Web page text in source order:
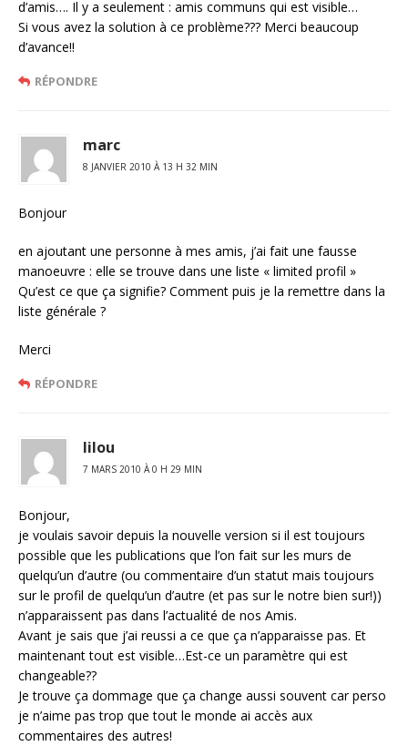
d’amis…. Il y a seulement : amis communs qui est visible…
Si vous avez la solution à ce problème??? Merci beaucoup
d’avance!!
RÉPONDRE
marc
8 JANVIER 2010 À 13 H 32 MIN
Bonjour
en ajoutant une personne à mes amis, j’ai fait une fausse
manoeuvre : elle se trouve dans une liste « limited profil »
Qu’est ce que ça signifie? Comment puis je la remettre dans la
liste générale ?
Merci
RÉPONDRE
lilou
7 MARS 2010 À 0 H 29 MIN
Bonjour,
je voulais savoir depuis la nouvelle version si il est toujours
possible que les publications que l’on fait sur les murs de
quelqu’un d’autre (ou commentaire d’un statut mais toujours
sur le profil de quelqu’un d’autre (et pas sur le notre bien sur!))
n’apparaissent pas dans l’actualité de nos Amis.
Avant je sais que j’ai reussi a ce que ça n’apparaisse pas. Et
maintenant tout est visible…Est-ce un paramètre qui est
changeable??
Je trouve ça dommage que ça change aussi souvent car perso
je n’aime pas trop que tout le monde ai accès aux
commentaires des autres!